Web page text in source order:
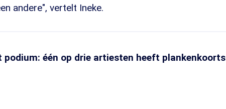
andere", vertelt Ineke.
podium: één op drie artiesten heeft plankenkoorts